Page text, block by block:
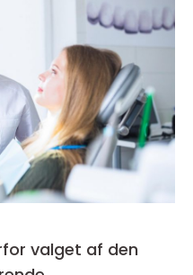
valget af den